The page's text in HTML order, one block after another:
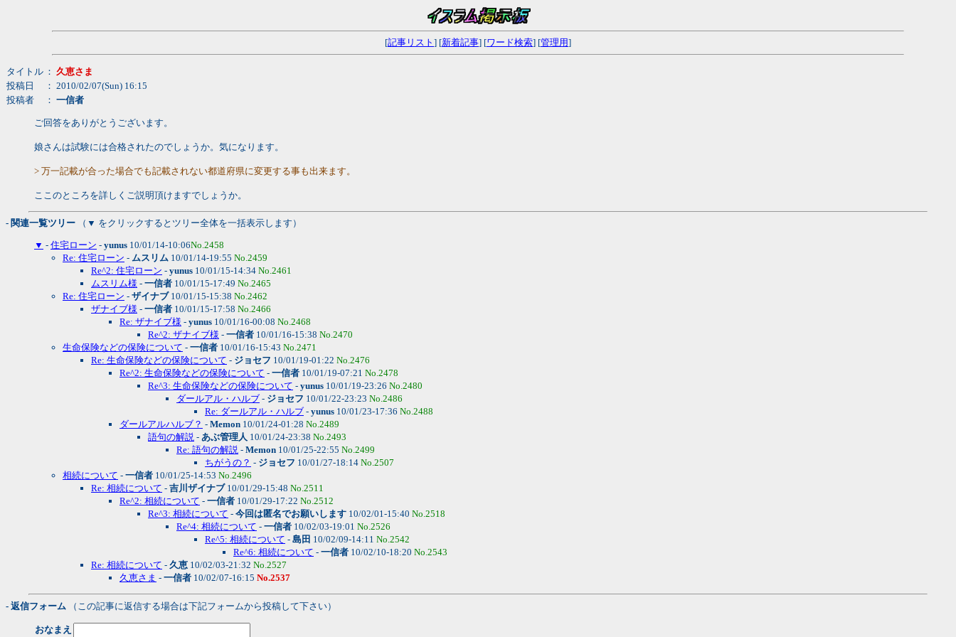
[記事リスト ] [新着記事] [ワード検索] [管理用]
タイトル ： 久恵さま
投稿日
： 2010/02/07(Sun) 16:15
投稿者
： 一信者
ご回答をありがとうございます。
娘さんは試験には合格されたのでしょうか。気になります。
> 万一記載が合った場合でも記載されない都道府県に変更する事も出来ます。
ここのところを詳しくご説明頂けますでしょうか。
- 関連一覧ツリー （▼ をクリックするとツリー全体を一括表示します）
▼ - 住宅ローン - yunus 10/01/14-10:06No.2458
Re: 住宅ローン - ムスリム 10/01/14-19:55 No.2459
Re^2: 住宅ローン - yunus 10/01/15-14:34 No.2461
ムスリム様 - 一信者 10/01/15-17:49 No.2465
Re: 住宅ローン - ザイナブ10/01/15-15:38 No.2462
ザナイブ様 - 一信者 10/01/15-17:58 No.2466
Re: ザナイブ様 - yunus 10/01/16-00:08 No.2468
Re^2: ザナイブ様 - 一信者 10/01/16-15:38 No.2470
生命保険などの保険について - 一信者 10/01/16-15:43 No.2471
Re: 生命保険などの保険について - ジョセフ 10/01/19-01:22 No.2476
Re^2: 生命保険などの保険について - 一信者 10/01/19-07:21 No.2478
Re^3: 生命保険などの保険について - yunus 10/01/19-23:26 No.2480
ダールアル・ハルブ - ジョセフ 10/01/22-23:23 No.2486
Re: ダールアル・ハルブ - yunus 10/01/23-17:36 No.2488
ダールアルハルブ？ - Memon 10/01/24-01:28 No.2489
語句の解説 - あぶ管理人 10/01/24-23:38 No.2493
Re: 語句の解説 - Memon 10/01/25-22:55 No.2499
ちがうの？ - ジョセフ 10/01/27-18:14 No.2507
相続について - 一信者 10/01/25-14:53 No.2496
Re: 相続について - 吉川ザイナブ10/01/29-15:48 No.2511
Re^2: 相続について - 一信者 10/01/29-17:22 No.2512
Re^3: 相続について - 今回は匿名でお願いします 10/02/01-15:40 No.2518
Re^4: 相続について - 一信者 10/02/03-19:01 No.2526
Re^5: 相続について - 島田 10/02/09-14:11 No.2542
Re^6: 相続について - 一信者 10/02/10-18:20 No.2543
Re: 相続について - 久恵 10/02/03-21:32 No.2527
久恵さま - 一信者 10/02/07-16:15 No.2537
- 返信フォーム （この記事に返信する場合は下記フォームから投稿して下さい）
おなまえ